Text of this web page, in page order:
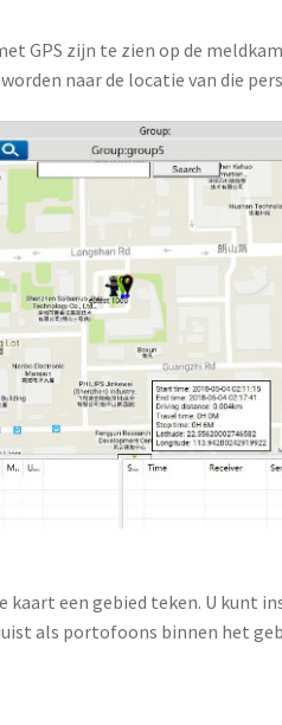
GPS zijn te zien op de
naar de locatie van die
kaart een gebied teken. U kunt
als portofoons binnen het